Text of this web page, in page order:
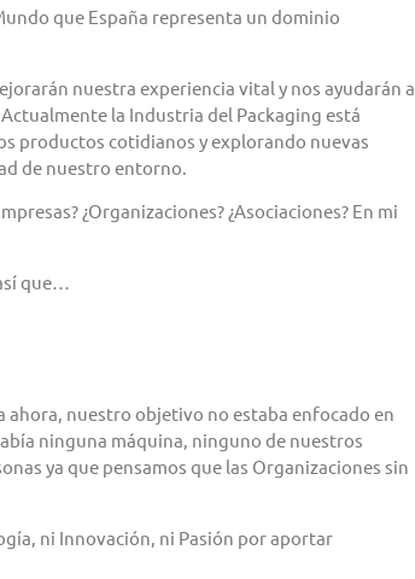
que España representa un dominio
nuestra experiencia vital y nos ayudarán a
la Industria del Packaging está
productos cotidianos y explorando nuevas
de nuestro entorno.
¿Organizaciones? ¿Asociaciones? En mi
que…
nuestro objetivo no estaba enfocado en
ninguna máquina, ninguno de nuestros
ya que pensamos que las Organizaciones sin
ni Innovación, ni Pasión por aportar